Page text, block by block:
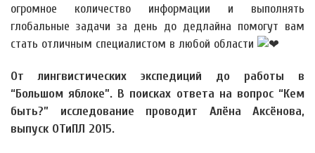
огромное количество информации и выполнять
глобальные задачи за день до дедлайна помогут вам
стать отличным специалистом в любой области
От лингвистических экспедиций до работы в
“Большом яблоке”. В поисках ответа на вопрос “Кем
быть?” исследование проводит Алёна Аксёнова,
выпуск ОТиПЛ 2015.